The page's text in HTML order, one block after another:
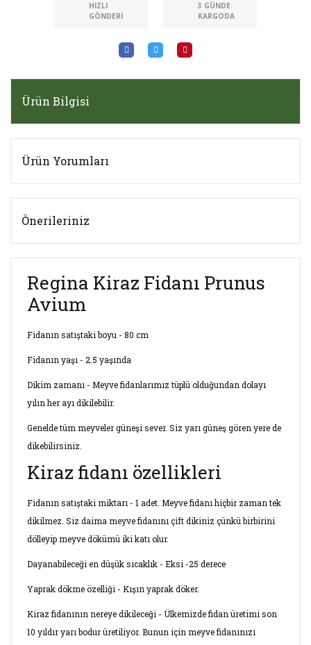
HIZLI
GÖNDERI
3 GÜNDE
KARGODA
Ürün Bilgisi
Ürün Yorumları
Önerileriniz
Regina Kiraz Fidanı Prunus
Avium
Fidanın satıştaki boyu - 80 cm
Fidanın yaşı - 2.5 yaşında
Dikim zamanı - Meyve fidanlarımız tüplü olduğundan dolayı
yılın her ayı dikilebilir.
Genelde tüm meyveler güneşi sever. Siz yarı güneş gören yere de
dikebilirsiniz.
Kiraz fidanı özellikleri
Fidanın satıştaki miktarı - 1 adet. Meyve fidanı hiçbir zaman tek
dikilmez. Siz daima meyve fidanını çift dikiniz çünkü birbirini
dölleyip meyve dökümü iki katı olur.
Dayanabileceği en düşük sıcaklık - Eksi -25 derece
Yaprak dökme özelliği - Kışın yaprak döker.
Kiraz fidanının nereye dikileceği - Ülkemizde fidan üretimi son
10 yıldır yarı bodur üretiliyor. Bunun için meyve fidanınızı